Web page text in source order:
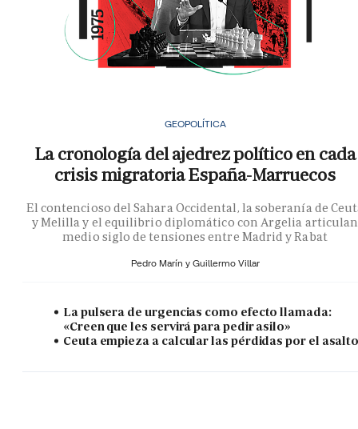
GEOPOLÍTICA
La cronología del ajedrez político en cada
crisis migratoria España-Marruecos
El contencioso del Sahara Occidental, la soberanía de
y Melilla y el equilibrio diplomático con Argelia articulan
medio siglo de tensiones entre Madrid y Rabat
Pedro Marín y Guillermo Villar
La pulsera de urgencias como efecto llamada:
«Creen que les servirá para pedir asilo»
Ceuta empieza a calcular las pérdidas por el